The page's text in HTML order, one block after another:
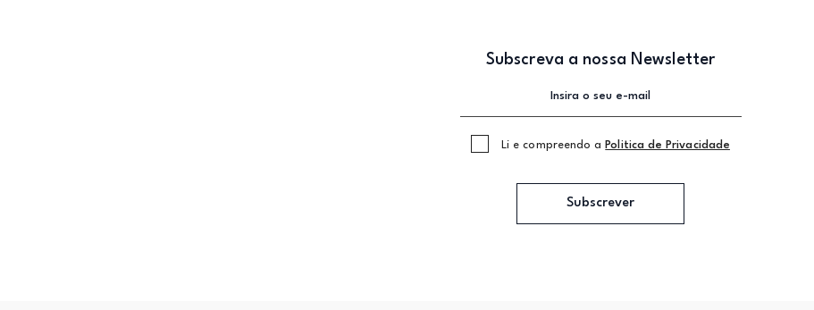
Subscreva a nossa Newsletter
Li e compreendo a Politica de Privacidade
Subscrever